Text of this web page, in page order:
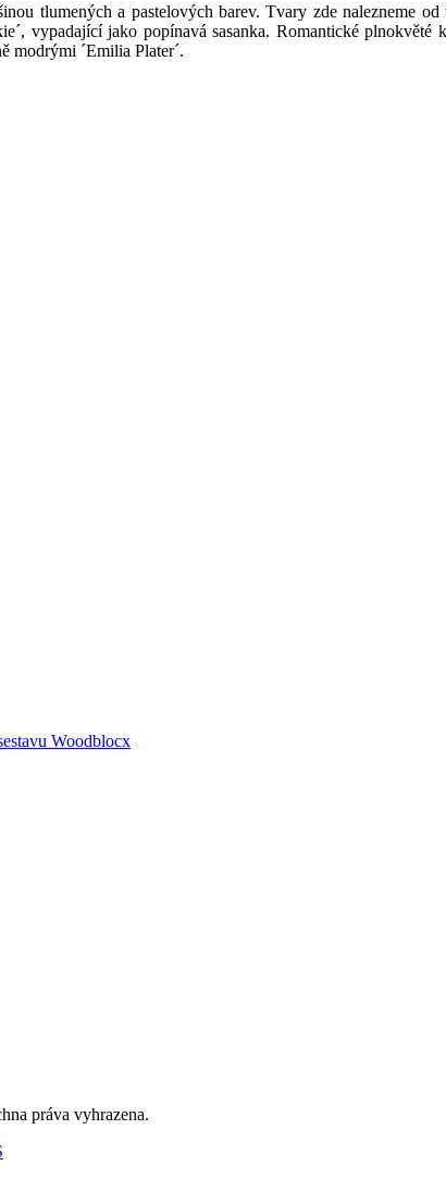
tlumených a pastelových barev. Tvary zde nalezneme
vypadající jako popínavá sasanka. Romantické
modrými ´Emilia Plater´.
Woodblocx
práva vyhrazena.